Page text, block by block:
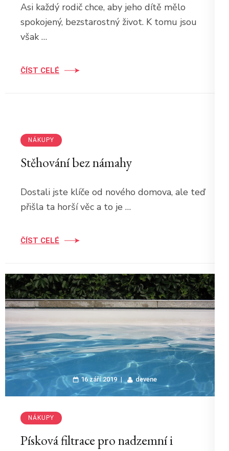
Asi každý rodič chce, aby jeho dítě mělo
spokojený, bezstarostný život. K tomu jsou
však …
ČÍST CELÉ
NÁKUPY
Stěhování bez námahy
Dostali jste klíče od nového domova, ale teď
přišla ta horší věc a to je …
ČÍST CELÉ
16 září 2019 devene
NÁKUPY
Písková filtrace pro nadzemní i